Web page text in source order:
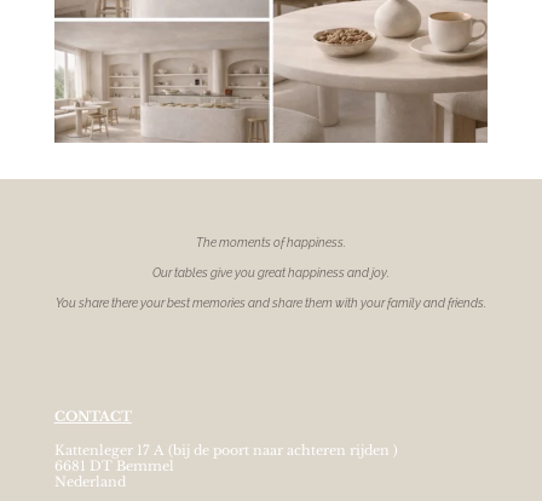
The moments ofhappiness.
Our tables give you great happiness and joy.
You share there your best memories and share them with your family and friends.
CONTACT
Kattenleger 17 A (bij de poort naar achteren rijden )
6681 DT Bemmel
Nederland